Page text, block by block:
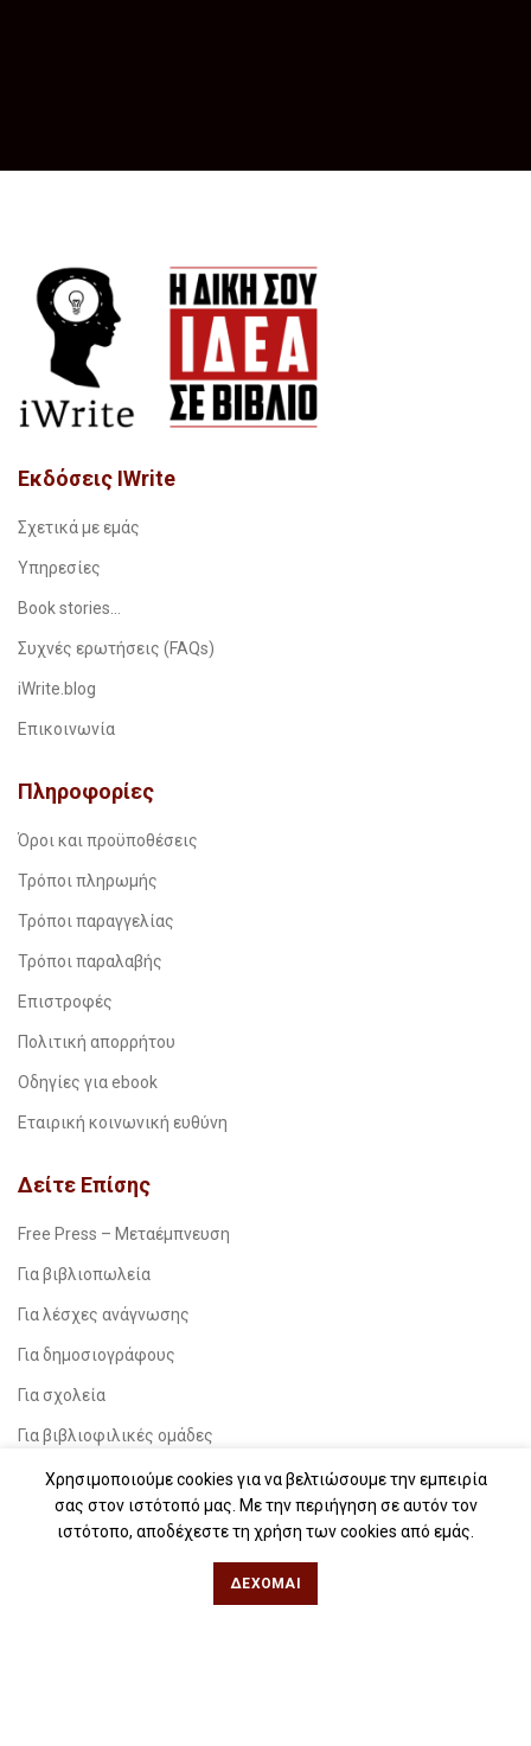
Εκδόσεις IWrite
Σχετικά με εμάς
Υπηρεσίες
Book stories…
Συχνές ερωτήσεις (FAQs)
iWrite.blog
Επικοινωνία
Πληροφορίες
Όροι και προϋποθέσεις
Τρόποι πληρωμής
Τρόποι παραγγελίας
Τρόποι παραλαβής
Επιστροφές
Πολιτική απορρήτου
Οδηγίες για ebook
Εταιρική κοινωνική ευθύνη
Δείτε Επίσης
Free Press – Μεταέμπνευση
Για βιβλιοπωλεία
Για λέσχες ανάγνωσης
Για δημοσιογράφους
Για σχολεία
Για βιβλιοφιλικές ομάδες
Θεσσαλονίκη
Χρησιμοποιούμε cookies για να βελτιώσουμε την εμπειρία
σας στον ιστότοπό μας. Με την περιήγηση σε αυτόν τον
ιστότοπο, αποδέχεστε τη χρήση των cookies από εμάς.
ΔΈΧΟΜΑΙ